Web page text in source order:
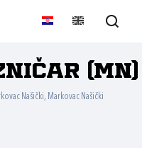
(MN)
Našički, Markovac Našički